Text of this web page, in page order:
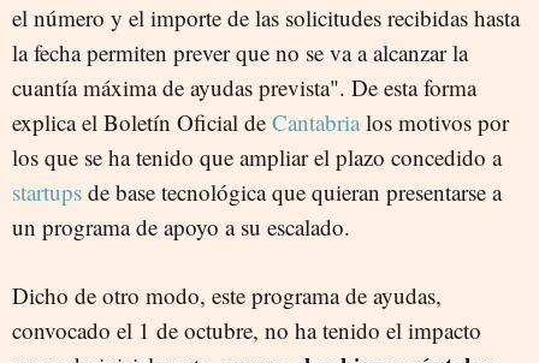
el número y el importe de las solicitudes recibidas hasta
la fecha permiten prever que no se va a alcanzar la
cuantía máxima de ayudas prevista". De esta forma
explica el Boletín Oficial de Cantabria los motivos por
los que se ha tenido que ampliar el plazo concedido a
startups de base tecnológica que quieran presentarse a
un programa de apoyo a su escalado.
Dicho de otro modo, este programa de ayudas,
convocado el 1 de octubre, no ha tenido el impacto